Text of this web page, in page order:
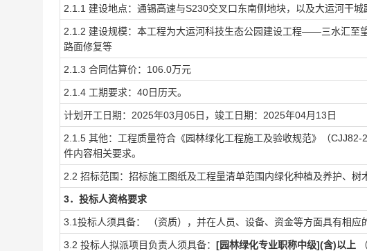
2.1.1 建设地点： 通锡高速与S230交叉口东南侧地块，以及大运河干
2.1.2 建设规模： 本工程为大运河科技生态公园建设工程——三水汇至
路面修复等
2.1.3 合同估算价： 106.0万元
2.1.4 工期要求： 40日历天。
计划开工日期： 2025年03月05日 ，竣工日期： 2025年04月13日
2.1.5 其他： 工程质量符合《园林绿化工程施工及验收规范》（
件内容相关要求。
2.2 招标范围： 招标施工图纸及工程量清单范围内绿化种植及养护、
3．投标人资格要求
3.1投标人须具备： （资质），并在人员、设备、资金等方面具有相应
3.2 投标人拟派项目负责人须具备： [园林绿化专业职称中级](含)以上